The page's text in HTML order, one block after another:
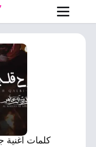
كلمات اغنية